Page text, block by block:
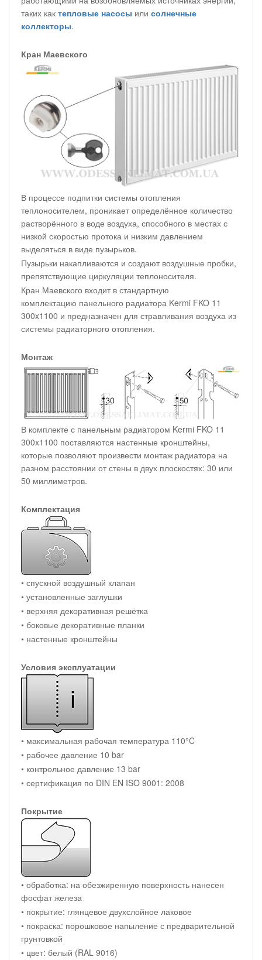
таких как тепловые насосы или солнечные
коллекторы.
Кран Маевского
В процессе подпитки системы отопления
теплоносителем, проникает определённое количество
растворённого в воде воздуха, способного в местах с
низкой скоростью протока и низким давлением
выделяться в виде пузырьков.
Пузырьки накапливаются и создают воздушные пробки,
препятствующие циркуляции теплоносителя.
Кран Маевского входит в стандартную
комплектацию панельного радиатора Kermi FKO 11
300x1100 и предназначен для стравливания воздуха из
системы радиаторного отопления.
Монтаж
В комплекте с панельным радиатором Kermi FKO 11
300x1100 поставляются настенные кронштейны,
которые позволяют произвести монтаж радиатора на
разном расстоянии от стены в двух плоскостях: 30 или
50 миллиметров.
Комплектация
• спускной воздушный клапан
• установленные заглушки
• верхняя декоративная решётка
• боковые декоративные планки
• настенные кронштейны
Условия эксплуатации
• максимальная рабочая температура 110°C
• рабочее давление 10 bar
• контрольное давление 13 bar
• сертификация по DIN EN ISO 9001: 2008
Покрытие
• обработка: на обезжиренную поверхность нанесен
фосфат железа
• покрытие: глянцевое двухслойное лаковое
• покраска: порошковое напыление с предварительной
грунтовкой
• цвет: белый (RAL 9016)